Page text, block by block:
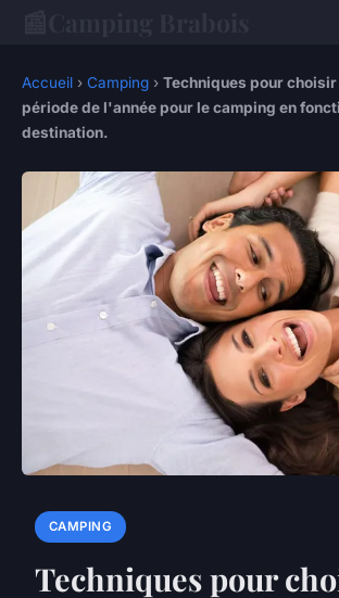
Accueil › Camping › Techniques pour
période de l'année pour le camping en
destination.
CAMPING
Techniques pour